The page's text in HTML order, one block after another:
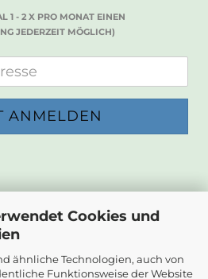
Cookies und
ähnliche Technologien, auch von
Funktionsweise der Website
1 - 2 X PRO MONAT EINEN
JEDERZEIT MÖGLICH)